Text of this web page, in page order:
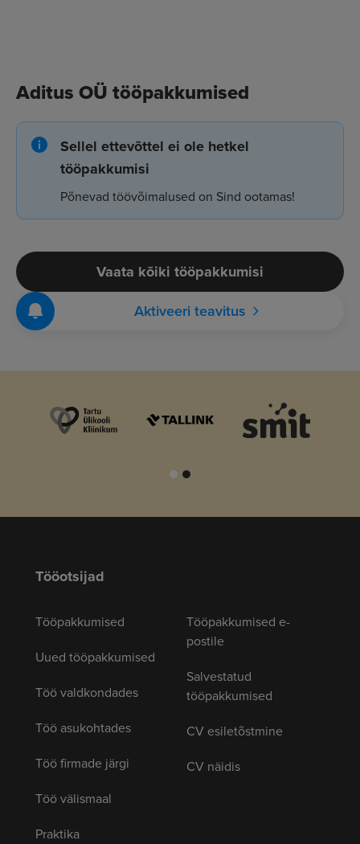
Aditus OÜ tööpakkumised
Sellel ettevõttel ei ole hetkel
tööpakkumisi
Põnevad töövõimalused on Sind ootamas!
Vaata kõiki tööpakkumisi
Aktiveeri teavitus
Tööotsijad
Tööpakkumised
Uued tööpakkumised
Töö valdkondades
Töö asukohtades
Töö firmade järgi
Töö välismaal
Praktika
Tööpakkumised e-
postile
Salvestatud
tööpakkumised
CV esiletõstmine
CV näidis